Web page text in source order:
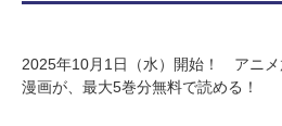
2025年10月1日（水）開始！ アニメ
漫画が、最大5巻分無料で読める！